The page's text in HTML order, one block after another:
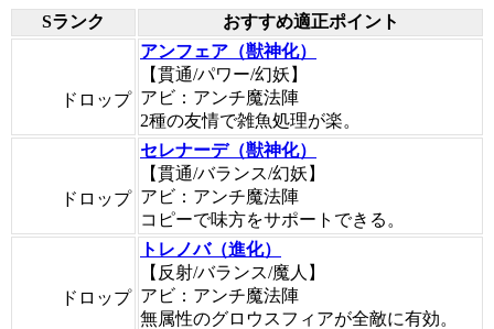
Sランク おすすめ適正ポイント
ドロップ
アンフェア（獣神化）
【貫通/パワー/幻妖】
アビ：アンチ魔法陣
2種の友情で雑魚処理が楽。
ドロップ
セレナーデ（獣神化）
【貫通/バランス/幻妖】
アビ：アンチ魔法陣
コピーで味方をサポートできる。
ドロップ
トレノバ（進化）
【反射/バランス/魔人】
アビ：アンチ魔法陣
無属性のグロウスフィアが全敵に有効。